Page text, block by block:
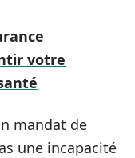
votre
mandat de
une incapacité